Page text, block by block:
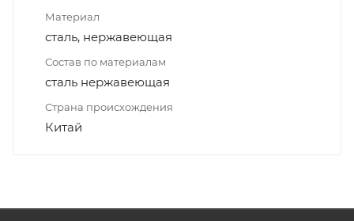
Материал
сталь, нержавеющая
Состав по материалам
сталь нержавеющая
Страна происхождения
Китай